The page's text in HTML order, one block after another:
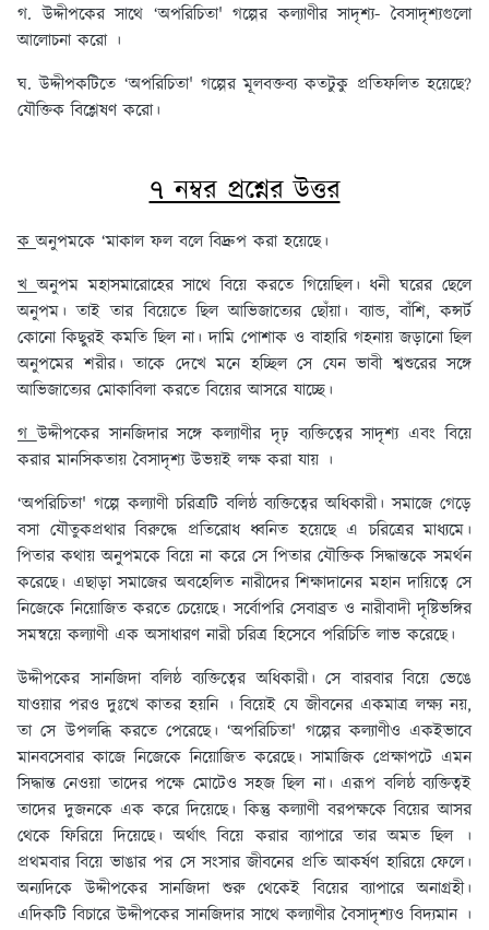
গ. উদ্দীপকের সাথে ‘অপরিচিতা' গল্পের কল্যাণীর সাদৃশ্য- বৈসাদৃশ্যগুলো
আলোচনা করো ।
ঘ. উদ্দীপকটিতে ‘অপরিচিতা' গল্পের মূলবক্তব্য কতটুকু প্রতিফলিত হয়েছে?
যৌক্তিক বিশ্লেষণ করো।
৭ নম্বর প্রশ্নের উত্তর
কঅনুপমকে ‘মাকাল ফল বলে বিদ্রুপ করা হয়েছে।
খঅনুপম মহাসমারোহের সাথে বিয়ে করতে গিয়েছিল। ধনী ঘরের ছেলে
অনুপম। তাই তার বিয়েতে ছিল আভিজাত্যের ছোঁয়া। ব্যান্ড, বাঁশি, কন্সর্ট
কোনো কিছুরই কমতি ছিল না। দামি পোশাক ও বাহারি গহনায় জড়ানো ছিল
অনুপমের শরীর। তাকে দেখে মনে হচ্ছিল সে যেন ভাবী শ্বশুরের সঙ্গে
আভিজাত্যের মোকাবিলা করতে বিয়ের আসরে যাচ্ছে।
গউদ্দীপকের সানজিদার সঙ্গে কল্যাণীর দৃঢ় ব্যক্তিত্বের সাদৃশ্য এবং বিয়ে
করার মানসিকতায় বৈসাদৃশ্য উভয়ই লক্ষ করা যায় ।
‘অপরিচিতা' গল্পে কল্যাণী চরিত্রটি বলিষ্ঠ ব্যক্তিত্বের অধিকারী। সমাজে গেড়ে
বসা যৌতুকপ্রথার বিরুদ্ধে প্রতিরোধ ধ্বনিত হয়েছে এ চরিত্রের মাধ্যমে।
পিতার কথায় অনুপমকে বিয়ে না করে সে পিতার যৌক্তিক সিদ্ধান্তকে সমর্থন
করেছে। এছাড়া সমাজের অবহেলিত নারীদের শিক্ষাদানের মহান দায়িত্বে সে
নিজেকে নিয়োজিত করতে চেয়েছে। সর্বোপরি সেবাব্রত ও নারীবাদী দৃষ্টিভঙ্গির
সমন্বয়ে কল্যাণী এক অসাধারণ নারী চরিত্র হিসেবে পরিচিতি লাভ করেছে।
উদ্দীপকের সানজিদা বলিষ্ঠ ব্যক্তিত্বের অধিকারী। সে বারবার বিয়ে ভেঙে
যাওয়ার পরও দুঃখে কাতর হয়নি । বিয়েই যে জীবনের একমাত্র লক্ষ্য নয়,
তা সে উপলব্ধি করতে পেরেছে। ‘অপরিচিতা' গল্পের কল্যাণীও একইভাবে
মানবসেবার কাজে নিজেকে নিয়োজিত করেছে। সামাজিক প্রেক্ষাপটে এমন
সিদ্ধান্ত নেওয়া তাদের পক্ষে মোটেও সহজ ছিল না। এরূপ বলিষ্ঠ ব্যক্তিত্বই
তাদের দুজনকে এক করে দিয়েছে। কিন্তু কল্যাণী বরপক্ষকে বিয়ের আসর
থেকে ফিরিয়ে দিয়েছে। অর্থাৎ বিয়ে করার ব্যাপারে তার অমত ছিল ।
প্রথমবার বিয়ে ভাঙার পর সে সংসার জীবনের প্রতি আকর্ষণ হারিয়ে ফেলে।
অন্যদিকে উদ্দীপকের সানজিদা শুরু থেকেই বিয়ের ব্যাপারে অনাগ্রহী।
এদিকটি বিচারে উদ্দীপকের সানজিদার সাথে কল্যাণীর বৈসাদৃশ্যও বিদ্যমান ।